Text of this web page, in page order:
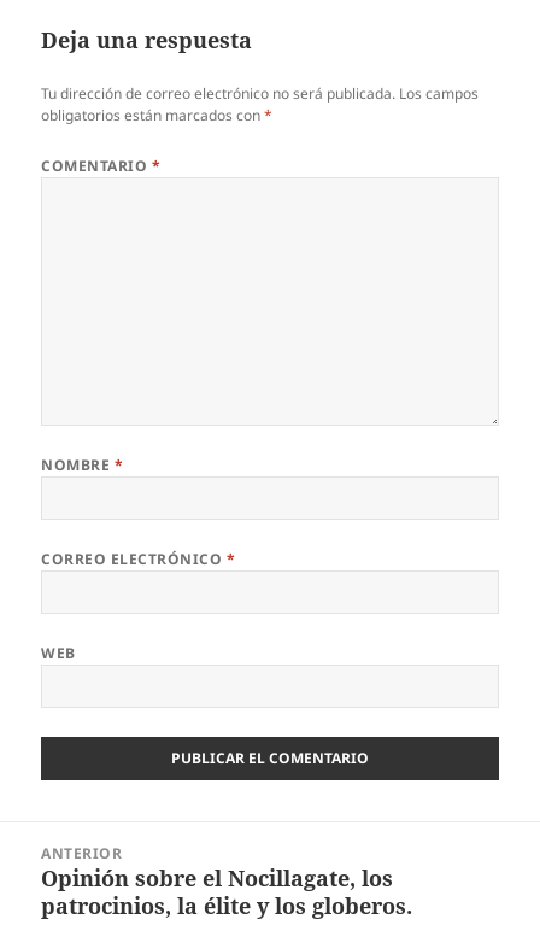
Deja una respuesta
Tu dirección de correo electrónico no será publicada. Los campos
obligatorios están marcados con*
COMENTARIO *
NOMBRE *
CORREO ELECTRÓNICO *
WEB
entradas
ANTERIOR
Entrada
anterior:
Opinión sobre el Nocillagate, los
patrocinios, la élite y los globeros.